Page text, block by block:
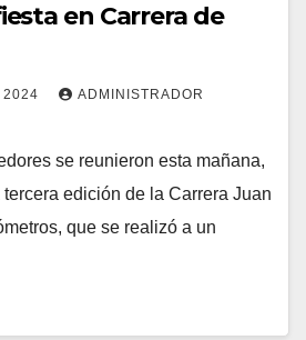
en Carrera de
2024 ADMINISTRADOR
se reunieron esta mañana,
edición de la Carrera Juan
que se realizó a un